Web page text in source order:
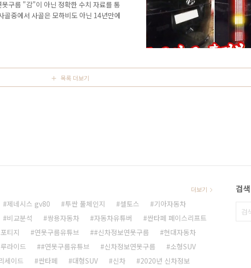
름 "감"이 아닌 정확한 수치 자료를 통
중에서 사골은 모하비도 아닌 14년만에
드리는 연못구름입니다. 벌써 스타리아
목록 더보기
제네시스 gv80 투싼 풀체인지 셀토스
기아자동차
비교분석 쌍용자동차 자동차유튜버
싼타페 페이스리프트
티지 연못구름유튜브 #신차정보연못구름
현대자동차
라이드 #연못구름유튜브 신차정보연못구름
소형SUV
세이드 싼타페 대형SUV 신차 2020년 신차정보
더보기 검색